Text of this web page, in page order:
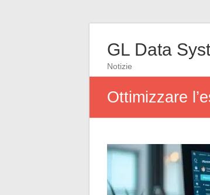
GL Data
Notizie
Ottimizzare